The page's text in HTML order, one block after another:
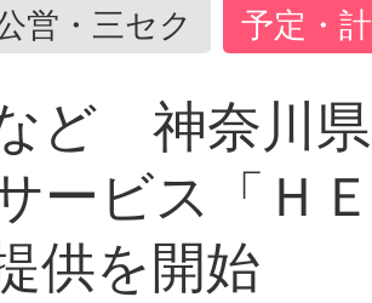
営・三セク 予定・
ど 神奈川
ービス「Ｈ
供を開始